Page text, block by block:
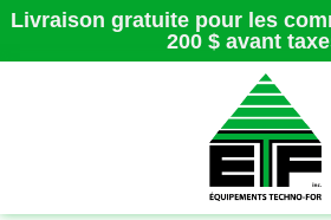
Livraison gratuite pour les
200 $ avant